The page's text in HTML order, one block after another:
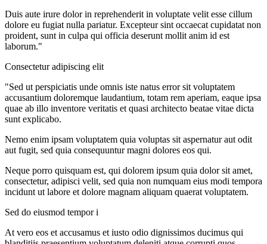
Duis aute irure dolor in reprehenderit in voluptate velit esse cillum
dolore eu fugiat nulla pariatur. Excepteur sint occaecat cupidatat non
proident, sunt in culpa qui officia deserunt mollit anim id est
laborum."
Consectetur adipiscing elit
"Sed ut perspiciatis unde omnis iste natus error sit voluptatem
accusantium doloremque laudantium, totam rem aperiam, eaque ipsa
quae ab illo inventore veritatis et quasi architecto beatae vitae dicta
sunt explicabo.
Nemo enim ipsam voluptatem quia voluptas sit aspernatur aut odit
aut fugit, sed quia consequuntur magni dolores eos qui.
Neque porro quisquam est, qui dolorem ipsum quia dolor sit amet,
consectetur, adipisci velit, sed quia non numquam eius modi tempora
incidunt ut labore et dolore magnam aliquam quaerat voluptatem.
Sed do eiusmod tempor i
At vero eos et accusamus et iusto odio dignissimos ducimus qui